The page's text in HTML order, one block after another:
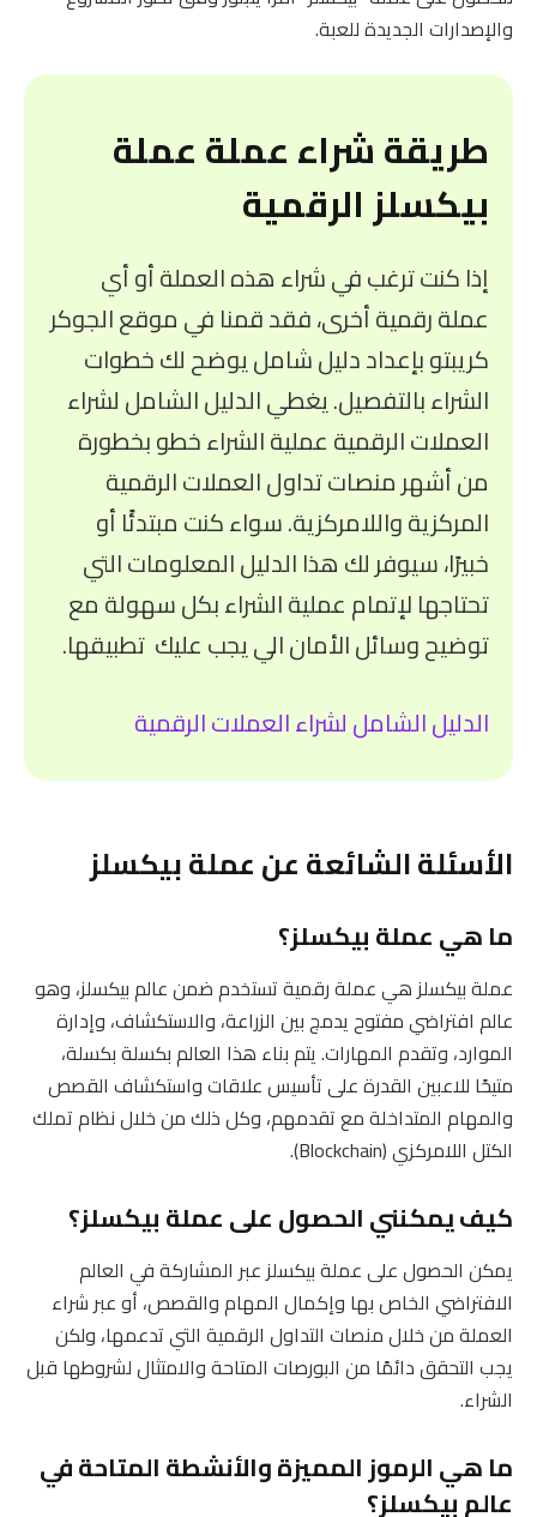
والإصدارات الجديدة للعبة.
طريقة شراء عملة عملة
بيكسلز الرقمية
إذا كنت ترغب في شراء هذه العملة أو أي
عملة رقمية أخرى، فقد قمنا في موقع الجوكر
كريبتو بإعداد دليل شامل يوضح لك خطوات
الشراء بالتفصيل. يغطي الدليل الشامل لشراء
العملات الرقمية عملية الشراء خطو بخطورة
من أشهر منصات تداول العملات الرقمية
المركزية واللامركزية. سواء كنت مبتدئًا أو
خبيرًا، سيوفر لك هذا الدليل المعلومات التي
تحتاجها لإتمام عملية الشراء بكل سهولة مع
توضيح وسائل الأمان الي يجب عليك تطبيقها.
الدليل الشامل لشراء العملات الرقمية
الأسئلة الشائعة عن عملة بيكسلز
ما هي عملة بيكسلز؟
عملة بيكسلز هي عملة رقمية تستخدم ضمن عالم بيكسلز، وهو
عالم افتراضي مفتوح يدمج بين الزراعة، والاستكشاف، وإدارة
الموارد، وتقدم المهارات. يتم بناء هذا العالم بكسلة بكسلة،
متيحًا للاعبين القدرة على تأسيس علاقات واستكشاف القصص
والمهام المتداخلة مع تقدمهم، وكل ذلك من خلال نظام تملك
الكتل اللامركزي (Blockchain).
كيف يمكنني الحصول على عملة بيكسلز؟
يمكن الحصول على عملة بيكسلز عبر المشاركة في العالم
الافتراضي الخاص بها وإكمال المهام والقصص، أو عبر شراء
العملة من خلال منصات التداول الرقمية التي تدعمها، ولكن
يجب التحقق دائمًا من البورصات المتاحة والامتثال لشروطها قبل
الشراء.
ما هي الرموز المميزة والأنشطة المتاحة في
عالم بيكسلز؟